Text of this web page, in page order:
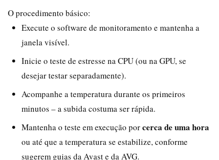
O procedimento básico:
Execute o software de monitoramento e mantenha a
janela visível.
Inicie o teste de estresse na CPU (ou na GPU, se
desejar testar separadamente).
Acompanhe a temperatura durante os primeiros
minutos – a subida costuma ser rápida.
Mantenha o teste em execução porcerca de uma hora
ou até que a temperatura se estabilize, conforme
sugerem guias da Avast e da AVG.